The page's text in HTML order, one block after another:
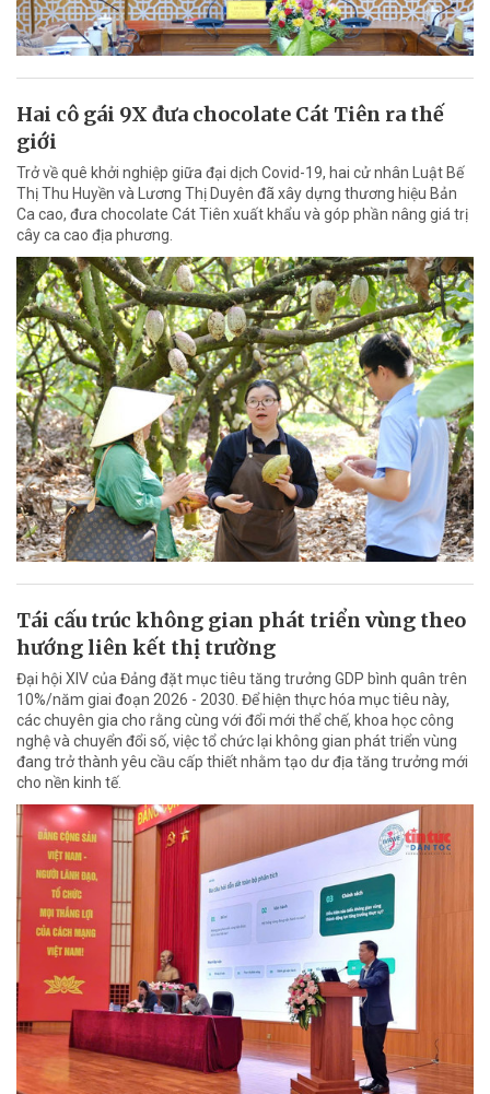
Hai cô gái 9X đưa chocolate Cát Tiên ra thế
giới
Trở về quê khởi nghiệp giữa đại dịch Covid-19, hai cử nhân Luật Bế
Thị Thu Huyền và Lương Thị Duyên đã xây dựng thương hiệu Bản
Ca cao, đưa chocolate Cát Tiên xuất khẩu và góp phần nâng giá trị
cây ca cao địa phương.
Tái cấu trúc không gian phát triển vùng theo
hướng liên kết thị trường
Đại hội XIV của Đảng đặt mục tiêu tăng trưởng GDP bình quân trên
10%/năm giai đoạn 2026 - 2030. Để hiện thực hóa mục tiêu này,
các chuyên gia cho rằng cùng với đổi mới thể chế, khoa học công
nghệ và chuyển đổi số, việc tổ chức lại không gian phát triển vùng
đang trở thành yêu cầu cấp thiết nhằm tạo dư địa tăng trưởng mới
cho nền kinh tế.